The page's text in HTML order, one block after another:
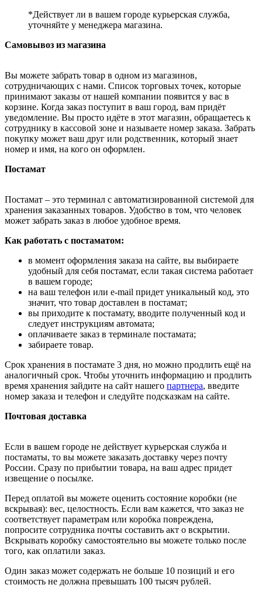
*Действует ли в вашем городе курьерская служба,
уточняйте у менеджера магазина.
Самовывоз из магазина
Вы можете забрать товар в одном из магазинов,
сотрудничающих с нами. Список торговых точек, которые
принимают заказы от нашей компании появится у вас в
корзине. Когда заказ поступит в ваш город, вам придёт
уведомление. Вы просто идёте в этот магазин, обращаетесь к
сотруднику в кассовой зоне и называете номер заказа. Забрать
покупку может ваш друг или родственник, который знает
номер и имя, на кого он оформлен.
Постамат
Постамат – это терминал с автоматизированной системой для
хранения заказанных товаров. Удобство в том, что человек
может забрать заказ в любое удобное время.
Как работать с постаматом:
в момент оформления заказа на сайте, вы выбираете
удобный для себя постамат, если такая система работает
в вашем городе;
на ваш телефон или e-mail придет уникальный код, это
значит, что товар доставлен в постамат;
вы приходите к постамату, вводите полученный код и
следует инструкциям автомата;
оплачиваете заказ в терминале постамата;
забираете товар.
Срок хранения в постамате 3 дня, но можно продлить ещё на
аналогичный срок. Чтобы уточнить информацию и продлить
время хранения зайдите на сайт нашего партнера, введите
номер заказа и телефон и следуйте подсказкам на сайте.
Почтовая доставка
Если в вашем городе не действует курьерская служба и
постаматы, то вы можете заказать доставку через почту
России. Сразу по прибытии товара, на ваш адрес придет
извещение о посылке.
Перед оплатой вы можете оценить состояние коробки (не
вскрывая): вес, целостность. Если вам кажется, что заказ не
соответствует параметрам или коробка повреждена,
попросите сотрудника почты составить акт о вскрытии.
Вскрывать коробку самостоятельно вы можете только после
того, как оплатили заказ.
Один заказ может содержать не больше 10 позиций и его
стоимость не должна превышать 100 тысяч рублей.